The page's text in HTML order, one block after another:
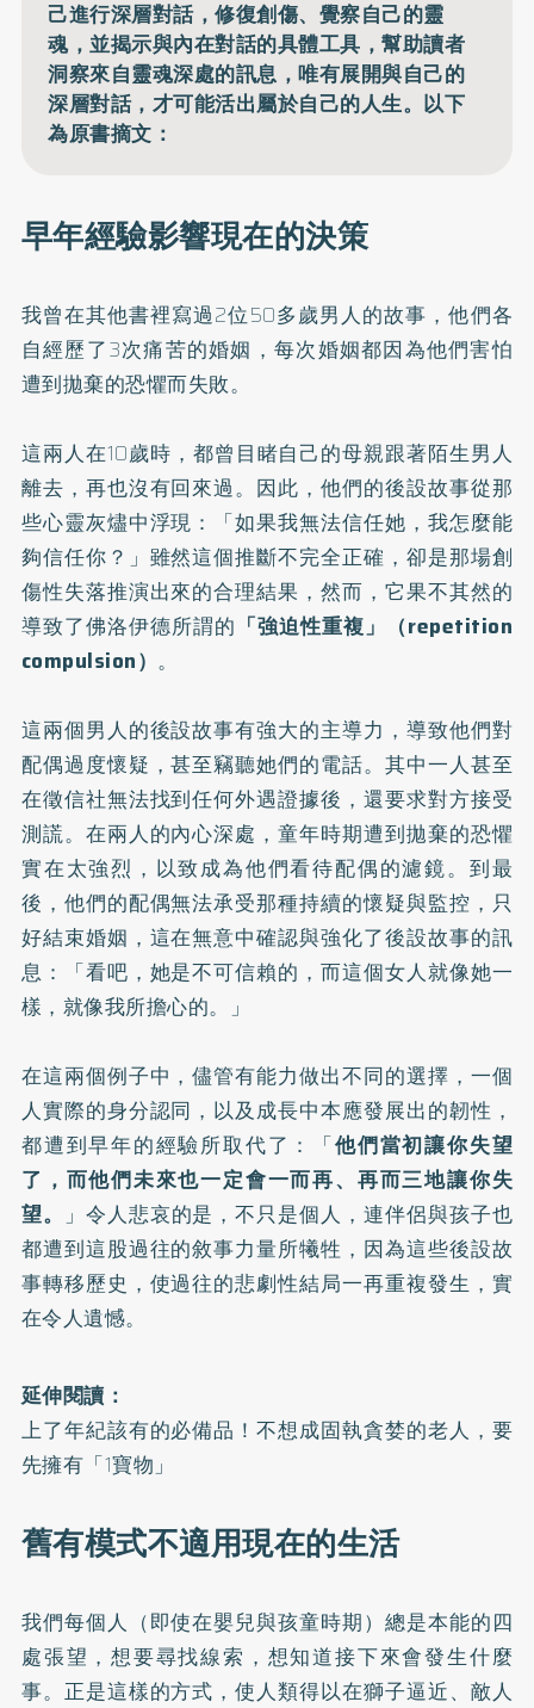
己進行深層對話，修復創傷、覺察自己的靈
魂，並揭示與內在對話的具體工具，幫助讀者
洞察來自靈魂深處的訊息，唯有展開與自己的
深層對話，才可能活出屬於自己的人生。以下
為原書摘文：
早年經驗影響現在的決策
我曾在其他書裡寫過2位50多歲男人的故事，他們各
自經歷了3次痛苦的婚姻，每次婚姻都因為他們害怕
遭到拋棄的恐懼而失敗。
這兩人在10歲時，都曾目睹自己的母親跟著陌生男人
離去，再也沒有回來過。因此，他們的後設故事從那
些心靈灰燼中浮現：「如果我無法信任她，我怎麼能
夠信任你？」雖然這個推斷不完全正確，卻是那場創
傷性失落推演出來的合理結果，然而，它果不其然的
導致了佛洛伊德所謂的 「強迫性重複」（repetition
compulsion） 。
這兩個男人的後設故事有強大的主導力，導致他們對
配偶過度懷疑，甚至竊聽她們的電話。其中一人甚至
在徵信社無法找到任何外遇證據後，還要求對方接受
測謊。在兩人的內心深處，童年時期遭到拋棄的恐懼
實在太強烈，以致成為他們看待配偶的濾鏡。到最
後，他們的配偶無法承受那種持續的懷疑與監控，只
好結束婚姻，這在無意中確認與強化了後設故事的訊
息：「看吧，她是不可信賴的，而這個女人就像她一
樣，就像我所擔心的。」
在這兩個例子中，儘管有能力做出不同的選擇，一個
人實際的身分認同，以及成長中本應發展出的韌性，
都遭到早年的經驗所取代了：「他們當初讓你失望
了，而他們未來也一定會一而再、再而三地讓你失
望。
」令人悲哀的是，不只是個人，連伴侶與孩子也
都遭到這股過往的敘事力量所犧牲，因為這些後設故
事轉移歷史，使過往的悲劇性結局一再重複發生，實
在令人遺憾。
延伸閱讀：
上了年紀該有的必備品！不想成固執貪婪的老人，要
先擁有「1寶物」
舊有模式不適用現在的生活
我們每個人（即使在嬰兒與孩童時期）總是本能的四
處張望，想要尋找線索，想知道接下來會發生什麼
事。正是這樣的方式，使人類得以在獅子逼近、敵人